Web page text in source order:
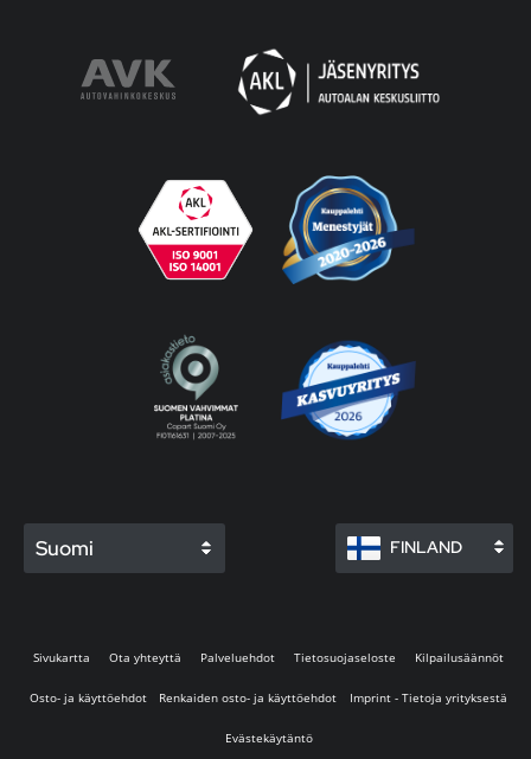
Suomi FINLAND
Sivukartta Ota yhteyttä Palveluehdot Tietosuojaseloste Kilpailusäännöt
Osto- ja käyttöehdot Renkaiden osto- ja käyttöehdot Imprint - Tietoja yrityksestä
Evästekäytäntö